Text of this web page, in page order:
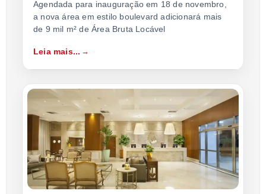
Agendada para inauguração em 18 de novembro,
a nova área em estilo boulevard adicionará mais
de 9 mil m² de Área Bruta Locável
Leia mais...